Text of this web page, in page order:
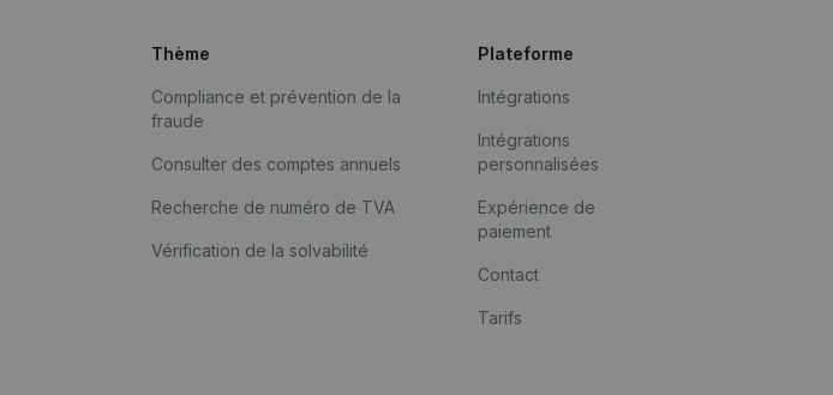
Thème
Compliance et prévention de la
fraude
Consulter des comptes annuels
Recherche de numéro de TVA
Vérification de la solvabilité
Plateforme
Intégrations
Intégrations
personnalisées
Expérience de
paiement
Contact
Tarifs